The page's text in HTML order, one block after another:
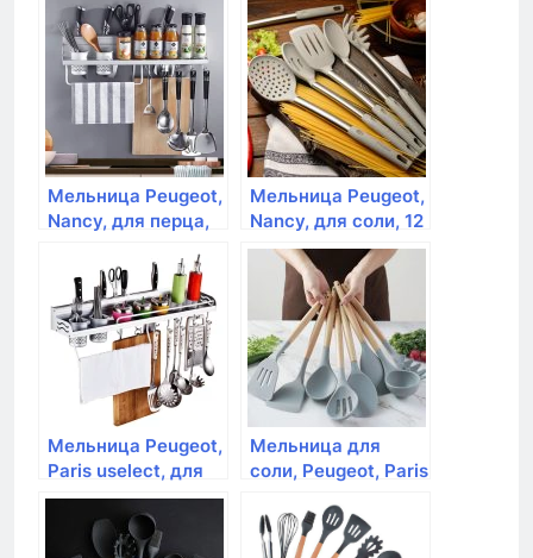
Мельница Peugeot,
Nancy, для перца,
Мельница Peugeot,
Nancy, для соли, 12
см, акрил
Мельница Peugeot,
Paris uselect, для
перца 12 см,
черный лак,
дерево
Мельница для
соли, Peugeot, Paris